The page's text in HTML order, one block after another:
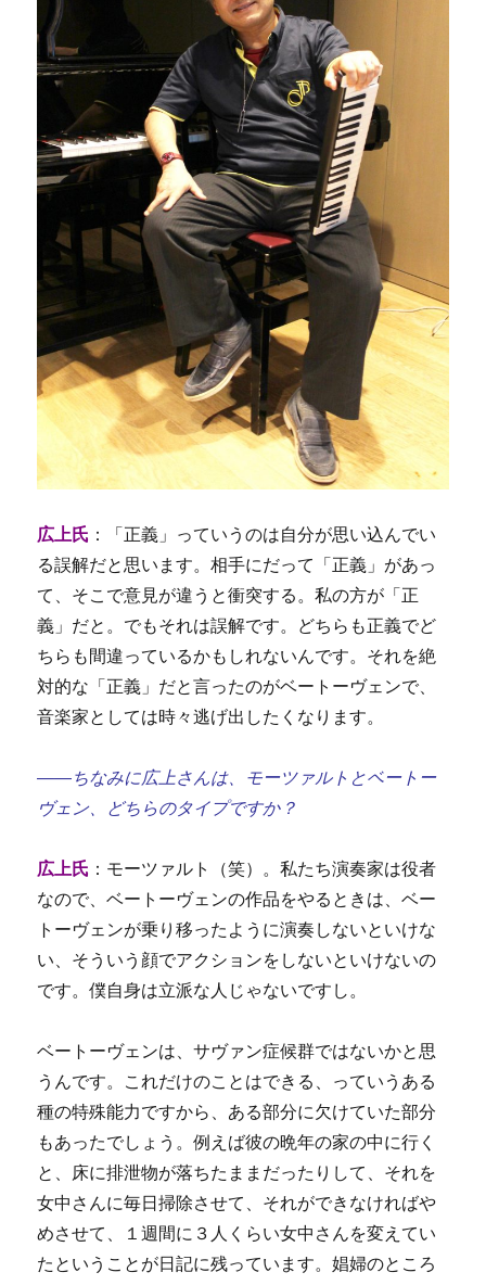
広上氏 ：「正義」っていうのは自分が思い込んでい
る誤解だと思います。相手にだって「正義」があっ
て、そこで意見が違うと衝突する。私の方が「正
義」だと。でもそれは誤解です。どちらも正義でど
ちらも間違っているかもしれないんです。それを絶
対的な「正義」だと言ったのがベートーヴェンで、
音楽家としては時々逃げ出したくなります。
――ちなみに広上さんは、モーツァルトとベートー
ヴェン、どちらのタイプですか？
広上氏 ：モーツァルト（笑）。私たち演奏家は役者
なので、ベートーヴェンの作品をやるときは、ベー
トーヴェンが乗り移ったように演奏しないといけな
い、そういう顔でアクションをしないといけないの
です。僕自身は立派な人じゃないですし。
ベートーヴェンは、サヴァン症候群ではないかと思
うんです。これだけのことはできる、っていうある
種の特殊能力ですから、ある部分に欠けていた部分
もあったでしょう。例えば彼の晩年の家の中に行く
と、床に排泄物が落ちたままだったりして、それを
女中さんに毎日掃除させて、それができなければや
めさせて、１週間に３人くらい女中さんを変えてい
たということが日記に残っています。娼婦のところ